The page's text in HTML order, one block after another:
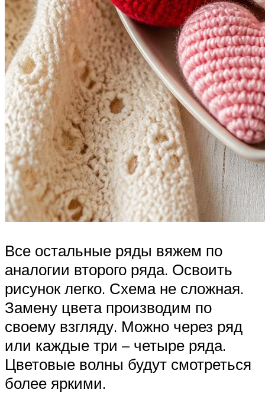
Все остальные ряды вяжем по
аналогии второго ряда. Освоить
рисунок легко. Схема не сложная.
Замену цвета производим по
своему взгляду. Можно через ряд
или каждые три – четыре ряда.
Цветовые волны будут смотреться
более яркими.